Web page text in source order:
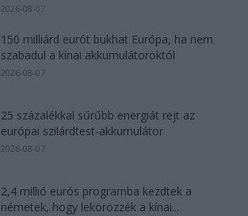
2026-08-07
150 milliárd eurót bukhat Európa, ha nem
szabadul a kínai akkumulátoroktól
2026-08-07
25 százalékkal sűrűbb energiát rejt az
európai szilárdtest-akkumulátor
2026-08-07
2,4 millió eurós programba kezdtek a
németek, hogy lekörözzék a kínai...